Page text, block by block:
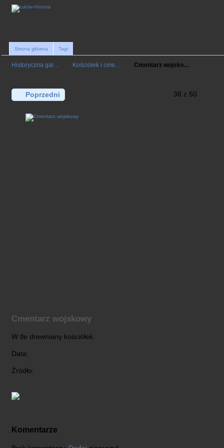
Strona główna Tagi
Historyczna gal… Kościółek i cme… Cmentarz wojsko…
Poprzedni 38 z 50
Cmentarz wojskowy
W tle drewniany kościółek.
Data:
Źródło:
Komentarze